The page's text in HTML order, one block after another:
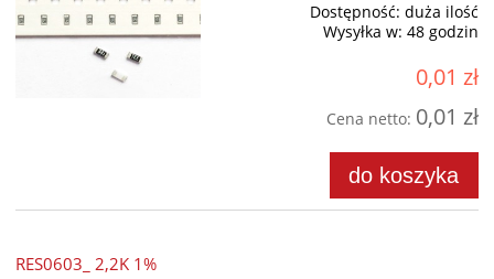
Dostępność: duża ilość
Wysyłka w: 48 godzin
0,01 zł
Cena netto: 0,01 zł
do koszyka
RES0603_ 2,2K 1%